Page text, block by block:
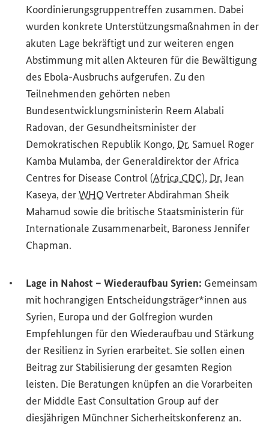
Koordinierungsgruppentreffen zusammen. Dabei
wurden konkrete Unterstützungsmaßnahmen in der
akuten Lage bekräftigt und zur weiteren engen
Abstimmung mit allen Akteuren für die Bewältigung
des Ebola-Ausbruchs aufgerufen. Zu den
Teilnehmenden gehörten neben
Bundesentwicklungsministerin Reem Alabali
Radovan, der Gesundheitsminister der
Demokratischen Republik Kongo, Dr. Samuel Roger
Kamba Mulamba, der Generaldirektor derAfrica
Centres for Disease Control(Africa CDC), Dr. Jean
Kaseya, derWHOVertreter Abdirahman Sheik
Mahamud sowie die britische Staatsministerin für
Internationale Zusammenarbeit, Baroness Jennifer
Chapman.
Lage in Nahost – Wiederaufbau Syrien: Gemeinsam
mit hochrangigen Entscheidungsträger*innen aus
Syrien, Europa und der Golfregion wurden
Empfehlungen für den Wiederaufbau und Stärkung
der Resilienz in Syrien erarbeitet. Sie sollen einen
Beitrag zur Stabilisierung der gesamten Region
leisten. Die Beratungen knüpfen an die Vorarbeiten
der Middle East Consultation Group auf der
diesjährigen Münchner Sicherheitskonferenz an.